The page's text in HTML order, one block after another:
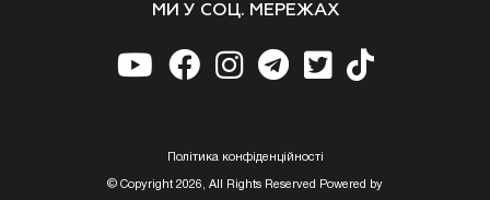
МИ У СОЦ. МЕРЕЖАХ
Полiтика конфiденцiйностi
© Copyright 2026, All Rights Reserved Powered by